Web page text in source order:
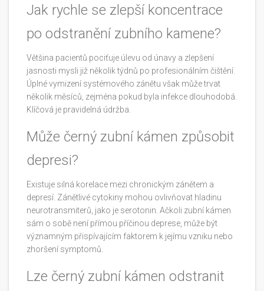
Jak rychle se zlepší koncentrace
po odstranění zubního kamene?
Většina pacientů pociťuje úlevu od únavy a zlepšení
jasnosti mysli již několik týdnů po profesionálním čištění.
Úplné vymizení systémového zánětu však může trvat
několik měsíců, zejména pokud byla infekce dlouhodobá.
Klíčová je pravidelná údržba.
Může černý zubní kámen způsobit
depresi?
Existuje silná korelace mezi chronickým zánětem a
depresí. Zánětlivé cytokiny mohou ovlivňovat hladinu
neurotransmiterů, jako je serotonin. Ačkoli zubní kámen
sám o sobě není přímou příčinou deprese, může být
významným přispívajícím faktorem k jejímu vzniku nebo
zhoršení symptomů.
Lze černý zubní kámen odstranit